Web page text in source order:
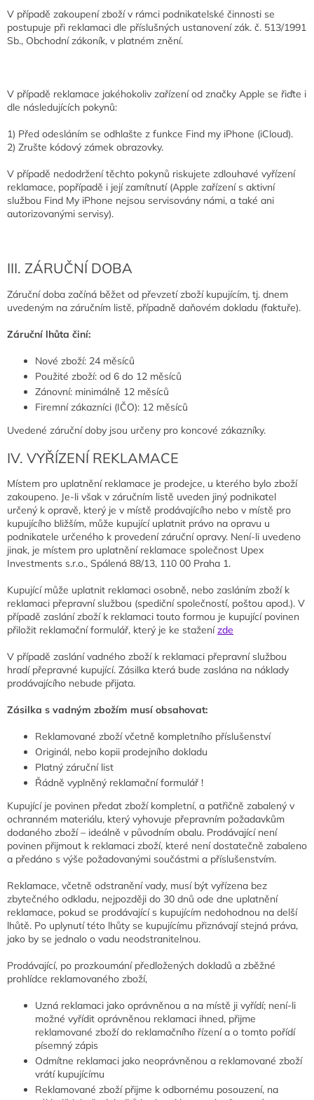
V případě zakoupení zboží v rámci podnikatelské činnosti se
postupuje při reklamaci dle příslušných ustanovení zák. č. 513/1991
Sb., Obchodní zákoník, v platném znění.
V případě reklamace jakéhokoliv zařízení od značky Apple se řiďte i
dle následujících pokynů:
1) Před odesláním se odhlašte z funkce Find my iPhone (iCloud).
2) Zrušte kódový zámek obrazovky.
V případě nedodržení těchto pokynů riskujete zdlouhavé vyřízení
reklamace, popřípadě i její zamítnutí (Apple zařízení s aktivní
službou Find My iPhone nejsou servisovány námi, a také ani
autorizovanými servisy).
III. ZÁRUČNÍ DOBA
Záruční doba začíná běžet od převzetí zboží kupujícím, tj. dnem
uvedeným na záručním listě, případně daňovém dokladu (faktuře).
Záruční lhůta činí:
Nové zboží: 24 měsíců
Použité zboží: od 6 do 12 měsíců
Zánovní: minimálně 12 měsíců
Firemní zákazníci (IČO): 12 měsíců
Uvedené záruční doby jsou určeny pro koncové zákazníky.
IV. VYŘÍZENÍ REKLAMACE
Místem pro uplatnění reklamace je prodejce, u kterého bylo zboží
zakoupeno. Je-li však v záručním listě uveden jiný podnikatel
určený k opravě, který je v místě prodávajícího nebo v místě pro
kupujícího bližším, může kupující uplatnit právo na opravu u
podnikatele určeného k provedení záruční opravy. Není-li uvedeno
jinak, je místem pro uplatnění reklamace společnost Upex
Investments s.r.o., Spálená 88/13, 110 00 Praha 1.
Kupující může uplatnit reklamaci osobně, nebo zasláním zboží k
reklamaci přepravní službou (spediční společností, poštou apod.). V
případě zaslání zboží k reklamaci touto formou je kupující povinen
přiložit reklamační formulář, který je ke staženízde
V případě zaslání vadného zboží k reklamaci přepravní službou
hradí přepravné kupující. Zásilka která bude zaslána na náklady
prodávajícího nebude přijata.
Zásilka s vadným zbožím musí obsahovat:
Reklamované zboží včetně kompletního příslušenství
Originál, nebo kopii prodejního dokladu
Platný záruční list
Řádně vyplněný reklamační formulář !
Kupující je povinen předat zboží kompletní, a patřičně zabalený v
ochranném materiálu, který vyhovuje přepravním požadavkům
dodaného zboží – ideálně v původním obalu. Prodávající není
povinen přijmout k reklamaci zboží, které není dostatečně zabaleno
a předáno s výše požadovanými součástmi a příslušenstvím.
Reklamace, včetně odstranění vady, musí být vyřízena bez
zbytečného odkladu, nejpozději do 30 dnů ode dne uplatnění
reklamace, pokud se prodávající s kupujícím nedohodnou na delší
lhůtě. Po uplynutí této lhůty se kupujícímu přiznávají stejná práva,
jako by se jednalo o vadu neodstranitelnou.
Prodávající, po prozkoumání předložených dokladů a zběžné
prohlídce reklamovaného zboží,
Uzná reklamaci jako oprávněnou a na místě ji vyřídí; není-li
možné vyřídit oprávněnou reklamaci ihned, přijme
reklamované zboží do reklamačního řízení a o tomto pořídí
písemný zápis
Odmítne reklamaci jako neoprávněnou a reklamované zboží
vrátí kupujícímu
Reklamované zboží přijme k odbornému posouzení, na